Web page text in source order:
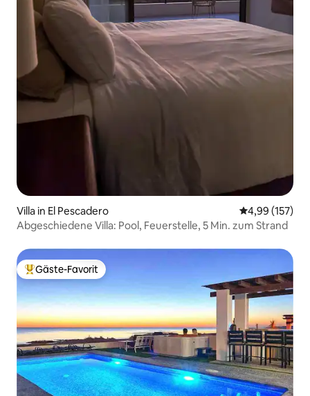
Villa in El Pescadero
4,99 (157)
Abgeschiedene Villa: Pool, Feuerstelle, 5 Min. zum Strand
Beliebter Gäste-Favorit.
Gäste-Favorit